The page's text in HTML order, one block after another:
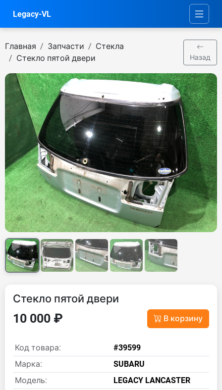
Legacy-VL
Главная Запчасти
Стекла
Стекло пятой двери
Назад
Стекло пятой двери
10 000 ₽ В корзину
Код товара:
#39599
Марка:
SUBARU
Модель:
LEGACY LANCASTER